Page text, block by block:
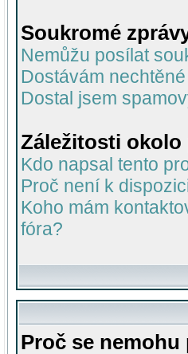
Soukromé
Nemůžu posílat
Dostávám
Dostal jsem
Záležitosti okolo
Kdo napsal tento
Proč není k
Koho mám
fóra?
Proč se